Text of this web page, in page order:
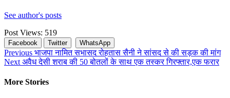
See author's posts
Post Views: 519
Facebook Twitter WhatsApp
Continue
Reading
Previous भाजपा नामित सभासद रोहतास सैनी ने सांसद से की सड़क की मांग
Next अवैध देसी शराब की 50 बोतलों के साथ एक तस्कर गिरफ्तार,एक फरार
More Stories